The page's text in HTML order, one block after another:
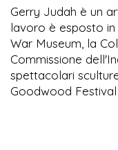
Gerry Judah è un
lavoro è esposto
War Museum, la
Commissione
spettacolari
Goodwood